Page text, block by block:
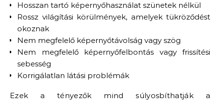
Hosszan tartó képernyőhasználat szünetek nélkül
Rossz világítási körülmények, amelyek tükröződést
okoznak
Nem megfelelő képernyőtávolság vagy szög
Nem megfelelő képernyőfelbontás vagy frissítési
sebesség
Korrigálatlan látási problémák
Ezek a tényezők mind súlyosbíthatják a